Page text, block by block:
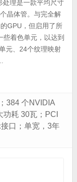
处理是一款平均尺寸
晶体管。与完全解
GPU，但启用了所
着色单元，以达到
元、24个纹理映射
384 个NVIDIA
耗 30瓦；PCI
口；单宽，3年